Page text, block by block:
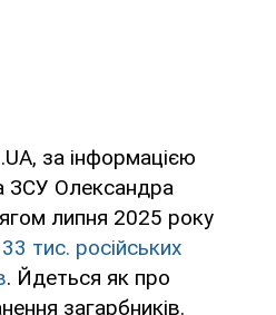
за інформацією
ЗСУ Олександра
липня 2025 року
тис. російських
. Йдеться як про
загарбників.